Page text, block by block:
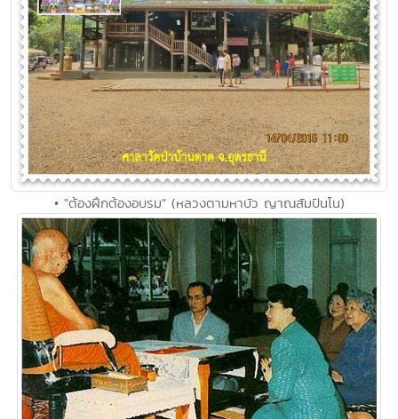
• "ต้องฝึกต้องอบรม" (หลวงตามหาบัว ญาณสัมปันโน)